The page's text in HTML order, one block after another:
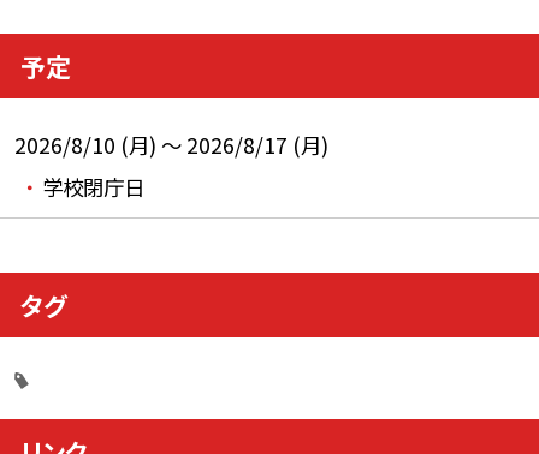
予定
2026/8/10 (月) ～ 2026/8/17 (月)
学校閉庁日
タグ